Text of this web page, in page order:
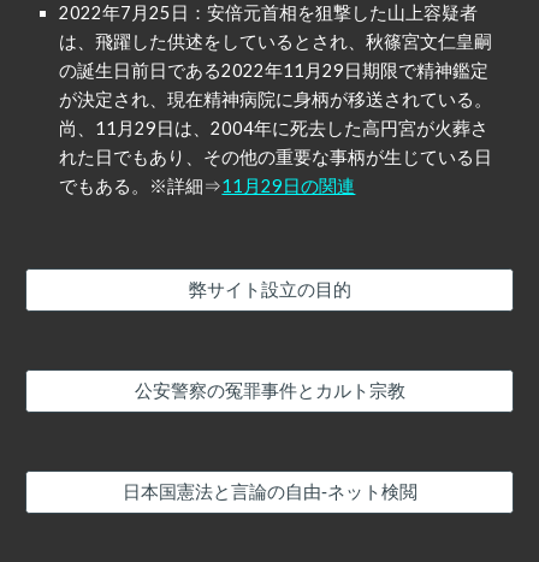
2022年7月25日：安倍元首相を狙撃した山上容疑者
は、飛躍した供述をしているとされ、秋篠宮文仁皇嗣
の誕生日前日である2022年11月29日期限で精神鑑定
が決定され、現在精神病院に身柄が移送されている。
尚、11月29日は、2004年に死去した高円宮が火葬さ
れた日でもあり、その他の重要な事柄が生じている日
でもある。※詳細⇒11月29日の関連
弊サイト設立の目的
公安警察の冤罪事件とカルト宗教
日本国憲法と言論の自由‐ネット検閲